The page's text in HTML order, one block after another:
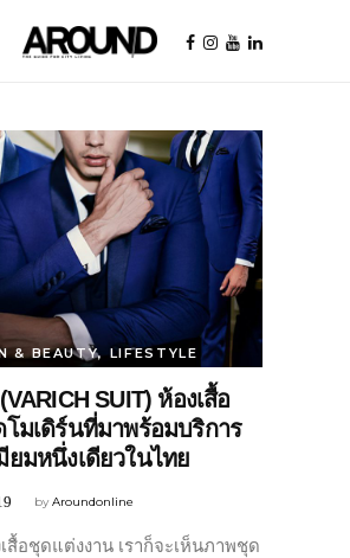
& BEAUTY,LIFESTYLE
SUIT) ห้องเสื้อ
โมเดิร์นที่มาพร้อมบริการ
ยมหนึ่งเดียวในไทย
byAroundonline
สื้อชุดแต่งงาน เราก็จะเห็นภาพชุด